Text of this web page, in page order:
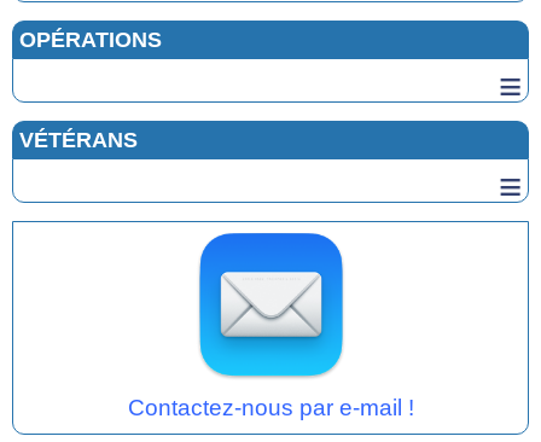
OPÉRATIONS
≡
VÉTÉRANS
≡
Contactez-nous par e-mail !